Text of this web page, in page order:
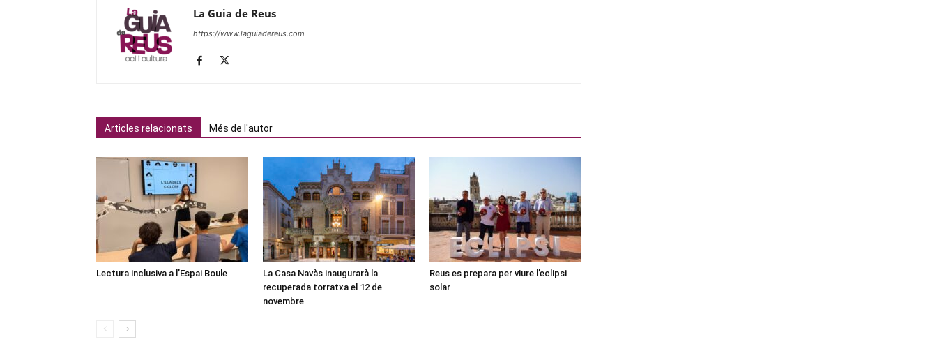
La Guia de Reus
https://www.laguiadereus.com
Articles relacionats Més de l'autor
Lectura inclusiva a l’Espai Boule
La Casa Navàs inaugurarà la
recuperada torratxa el 12 de
novembre
Reus es prepara per viure l’eclipsi
solar